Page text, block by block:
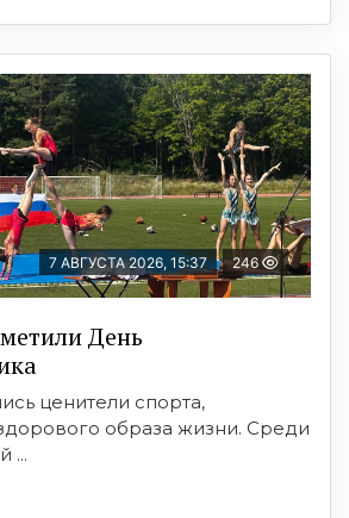
7 АВГУСТА 2026, 15:37 246
День
ценители спорта,
образа жизни. Среди
...